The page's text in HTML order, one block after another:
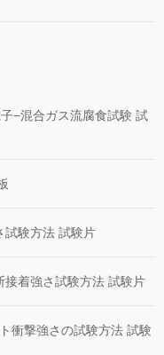
−混合ガス流腐食試験 試
試験方法 試験片
着強さ試験方法 試験片
衝撃強さの試験方法 試験